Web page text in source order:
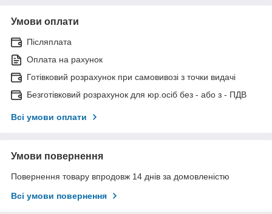
Умови оплати
Післяплата
Оплата на рахунок
Готівковий розрахунок при самовивозі з точки видачі
Безготівковий розрахунок для юр.осіб без - або з - ПДВ
Всі умови оплати
Умови повернення
Повернення товару впродовж 14 днів за домовленістю
Всі умови повернення